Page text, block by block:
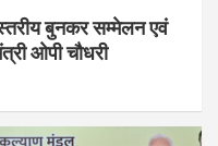
बुनकर सम्मेलन एवं
ओपी चौधरी